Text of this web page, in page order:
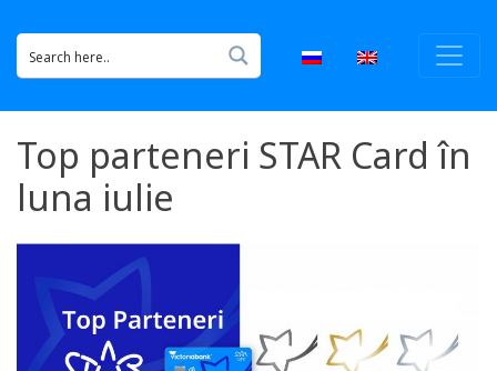
Top parteneri STAR Card în
luna iulie